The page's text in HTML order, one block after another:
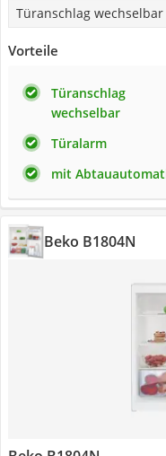
Türanschlag wechselbar
Vorteile
Türanschlag
wechselbar
Türalarm
mit
Beko B1804N